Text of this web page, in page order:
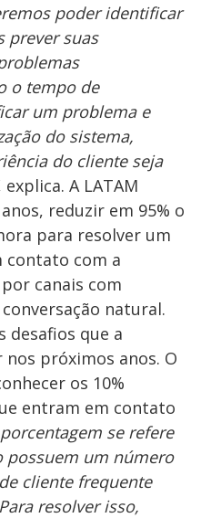
poder identificar
prever suas
o tempo de
um problema e
do sistema,
do cliente seja
explica. A LATAM
reduzir em 95% o
para resolver um
contato com a
canais com
natural.
desafios que a
próximos anos. O
os 10%
entram em contato
porcentagem se refere
possuem um número
cliente frequente
resolver isso,